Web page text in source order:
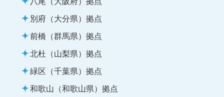
別府（大分県）拠点
前橋（群馬県）拠点
北杜（山梨県）拠点
緑区（千葉県）拠点
和歌山（和歌山県）拠点